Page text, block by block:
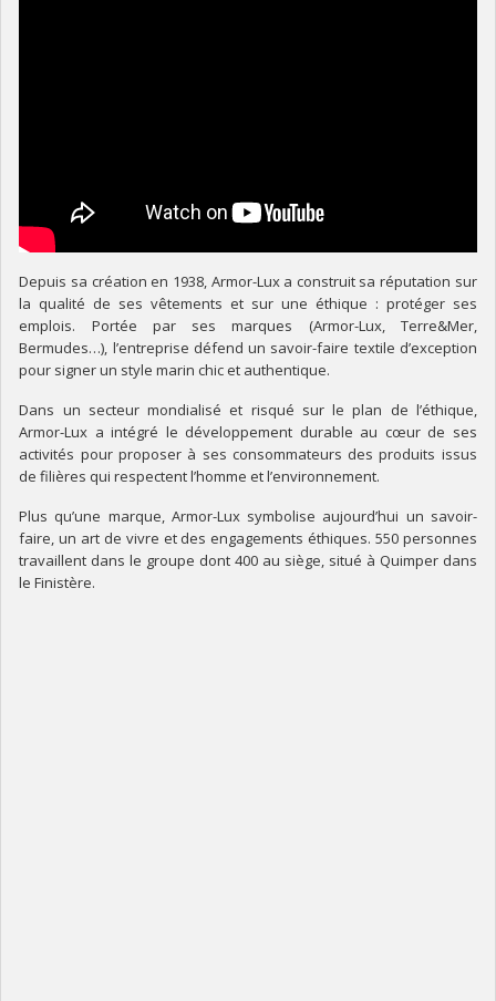
Depuis sa création en 1938, Armor-Lux a construit sa réputation sur
la qualité de ses vêtements et sur une éthique : protéger ses
emplois. Portée par ses marques (Armor-Lux, Terre&Mer,
Bermudes…), l’entreprise défend un savoir-faire textile d’exception
pour signer un style marin chic et authentique.
Dans un secteur mondialisé et risqué sur le plan de l’éthique,
Armor-Lux a intégré le développement durable au cœur de ses
activités pour proposer à ses consommateurs des produits issus
de filières qui respectent l’homme et l’environnement.
Plus qu’une marque, Armor-Lux symbolise aujourd’hui un savoir-
faire, un art de vivre et des engagements éthiques. 550 personnes
travaillent dans le groupe dont 400 au siège, situé à Quimper dans
le Finistère.